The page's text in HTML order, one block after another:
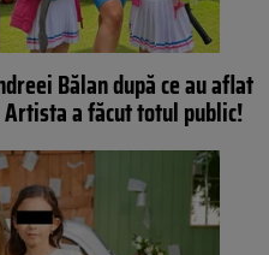
Bălan după ce au aflat
a făcut totul public!